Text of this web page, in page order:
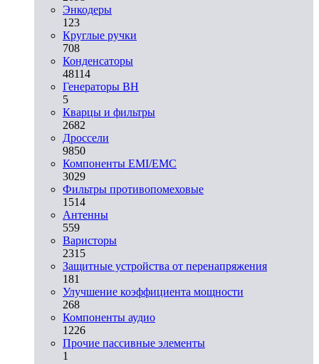
Энкодеры
123
Круглые ручки
708
Конденсаторы
48114
Генераторы ВН
5
Кварцы и фильтры
2682
Дроссели
9850
Компоненты EMI/EMC
3029
Фильтры противопомеховые
1514
Антенны
559
Варисторы
2315
Защитные устройства от перенапряжения
181
Улучшение коэффициента мощности
268
Компоненты аудио
1226
Прочие пассивные элементы
1